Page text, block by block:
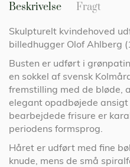
Beskrivelse
Skulpturelt kvindehoved
billedhugger Olof Ahlberg
Busten er udført i
en sokkel af svensk
fremstilling med de bløde,
elegant opadbøjede
bearbejdede frisure er
periodens formsprog.
Håret er udført med fine
knude, mens de små
Fragt